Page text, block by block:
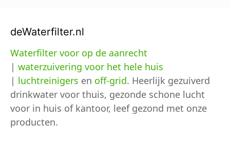
deWaterfilter.nl
Waterfilter voor op de aanrecht
| waterzuivering voor het hele huis
| luchtreinigers en off-grid. Heerlijk gezuiverd
drinkwater voor thuis, gezonde schone lucht
voor in huis of kantoor, leef gezond met onze
producten.